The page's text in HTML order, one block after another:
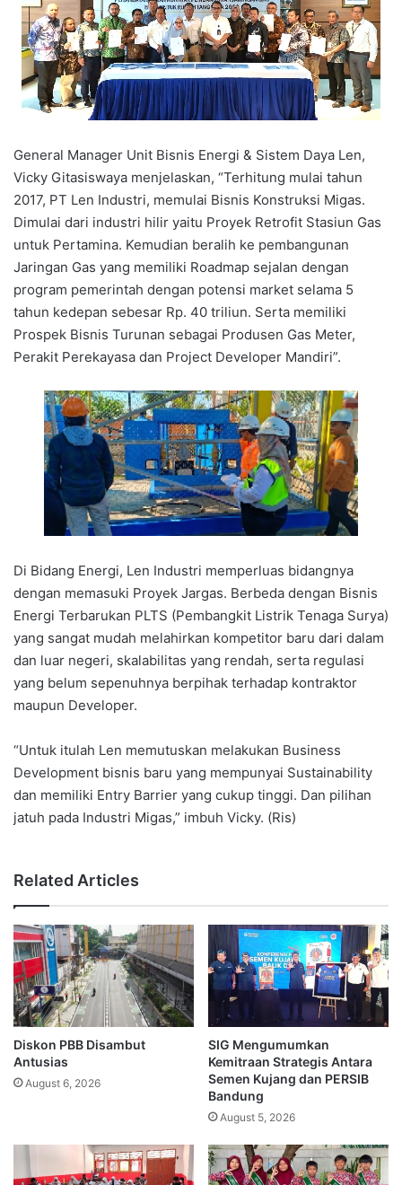
General Manager Unit Bisnis Energi & Sistem Daya Len,
Vicky Gitasiswaya menjelaskan, “Terhitung mulai tahun
2017, PT Len Industri, memulai Bisnis Konstruksi Migas.
Dimulai dari industri hilir yaitu Proyek Retrofit Stasiun Gas
untuk Pertamina. Kemudian beralih ke pembangunan
Jaringan Gas yang memiliki Roadmap sejalan dengan
program pemerintah dengan potensi market selama 5
tahun kedepan sebesar Rp. 40 triliun. Serta memiliki
Prospek Bisnis Turunan sebagai Produsen Gas Meter,
Perakit Perekayasa dan Project Developer Mandiri”.
Di Bidang Energi, Len Industri memperluas bidangnya
dengan memasuki Proyek Jargas. Berbeda dengan Bisnis
Energi Terbarukan PLTS (Pembangkit Listrik Tenaga Surya)
yang sangat mudah melahirkan kompetitor baru dari dalam
dan luar negeri, skalabilitas yang rendah, serta regulasi
yang belum sepenuhnya berpihak terhadap kontraktor
maupun Developer.
“Untuk itulah Len memutuskan melakukan Business
Development bisnis baru yang mempunyai Sustainability
dan memiliki Entry Barrier yang cukup tinggi. Dan pilihan
jatuh pada Industri Migas,” imbuh Vicky. (Ris)
Related Articles
Diskon PBB Disambut
Antusias
August 6, 2026
SIG Mengumumkan
Kemitraan Strategis Antara
Semen Kujang dan PERSIB
Bandung
August 5, 2026